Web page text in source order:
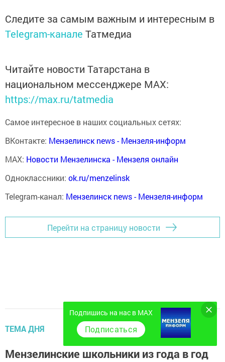
Следите за самым важным и интересным в
Telegram-канале Татмедиа
Читайте новости Татарстана в
национальном мессенджере MАХ:
https://max.ru/tatmedia
Самое интересное в наших социальных сетях:
ВКонтакте: Мензелинск news - Мензеля-информ
MAX: Новости Мензелинска - Мензеля онлайн
Одноклассники: ok.ru/menzelinsk
Telegram-канал: Мензелинск news - Мензеля-информ
Перейти на страницу новости
ТЕМА ДНЯ
Мензелинские школьники из года в год
Подпишись на нас в MAX
Подписаться